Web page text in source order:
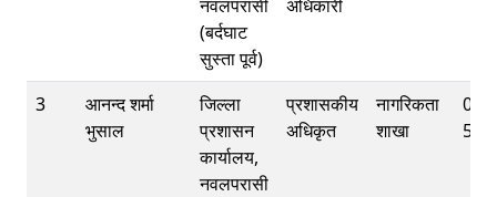
नवलपरासी
(बर्दघाट
सुस्ता पूर्व)
अधिकारी
3
आनन्द शर्मा
भुसाल
जिल्ला
प्रशासन
कार्यालय,
नवलपरासी
प्रशासकीय
अधिकृत
नागरिकता
शाखा
078-